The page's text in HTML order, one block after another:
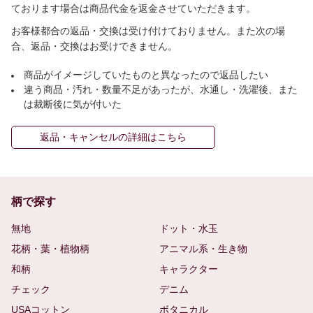
ております場合は商品代金を返金させていただきます。
お客様都合の返品・交換は受け付けておりません。また次の場
合、返品・交換はお受けできません。
商品がイメージしていたものと異なったので返品したい
違う商品・汚れ・数量不足があったが、水通し・洗濯後、また
は裁断後に気が付いた
返品・キャンセルの詳細はこちら
柄で探す
無地
ドット・水玉
花柄・葉・植物柄
アニマル系・生き物
和柄
キャラクター
チェック
デニム
USAコットン
ボタニカル